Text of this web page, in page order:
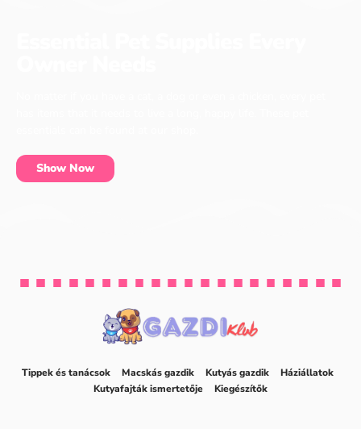
Show Now
Tippek és tanácsok Macskás gazdik Kutyás gazdik
Háziállatok
Kutyafajták ismertetője
Kiegészítők